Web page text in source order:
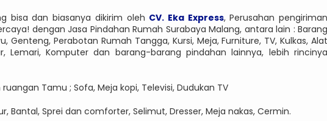
bisa dan biasanya dikirim oleh CV. Eka Express, Perusahan pengiriman
dengan Jasa Pindahan Rumah Surabaya Malang, antara lain : Barang
Genteng, Perabotan Rumah Tangga, Kursi, Meja, Furniture, TV, Kulkas, Alat
Lemari, Komputer dan barang-barang pindahan lainnya, lebih rincinya
Tamu ; Sofa, Meja kopi, Televisi, Dudukan TV
Bantal, Sprei dan comforter, Selimut, Dresser, Meja nakas, Cermin.